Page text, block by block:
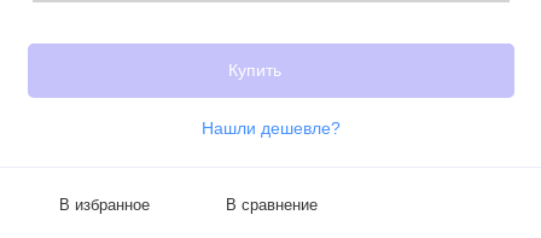
Купить
Нашли дешевле?
В избранное В сравнение